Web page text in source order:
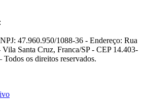
47.960.950/1088-36 - Endereço: Rua
Santa Cruz, Franca/SP - CEP 14.403-
os direitos reservados.